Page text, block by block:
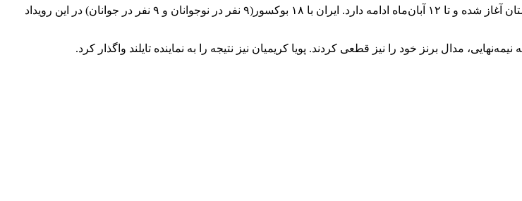
رقابت‌های بوکس قهرمانی نوجوانان و جوانان آسیا از روز دوشنبه هفته جاری در آستانه قزاقستان آغاز شده و تا ۱۲ آبان‌ماه ادامه دارد. ایران با ۱۸ بوکسور(۹ نفر در نوجوانان و ۹ نفر در جوانان) در این رویداد
مدال برنز خود را نیز قطعی کردند. پویا کریمیان نیز نتیجه را به نماینده تایلند واگذار کرد.